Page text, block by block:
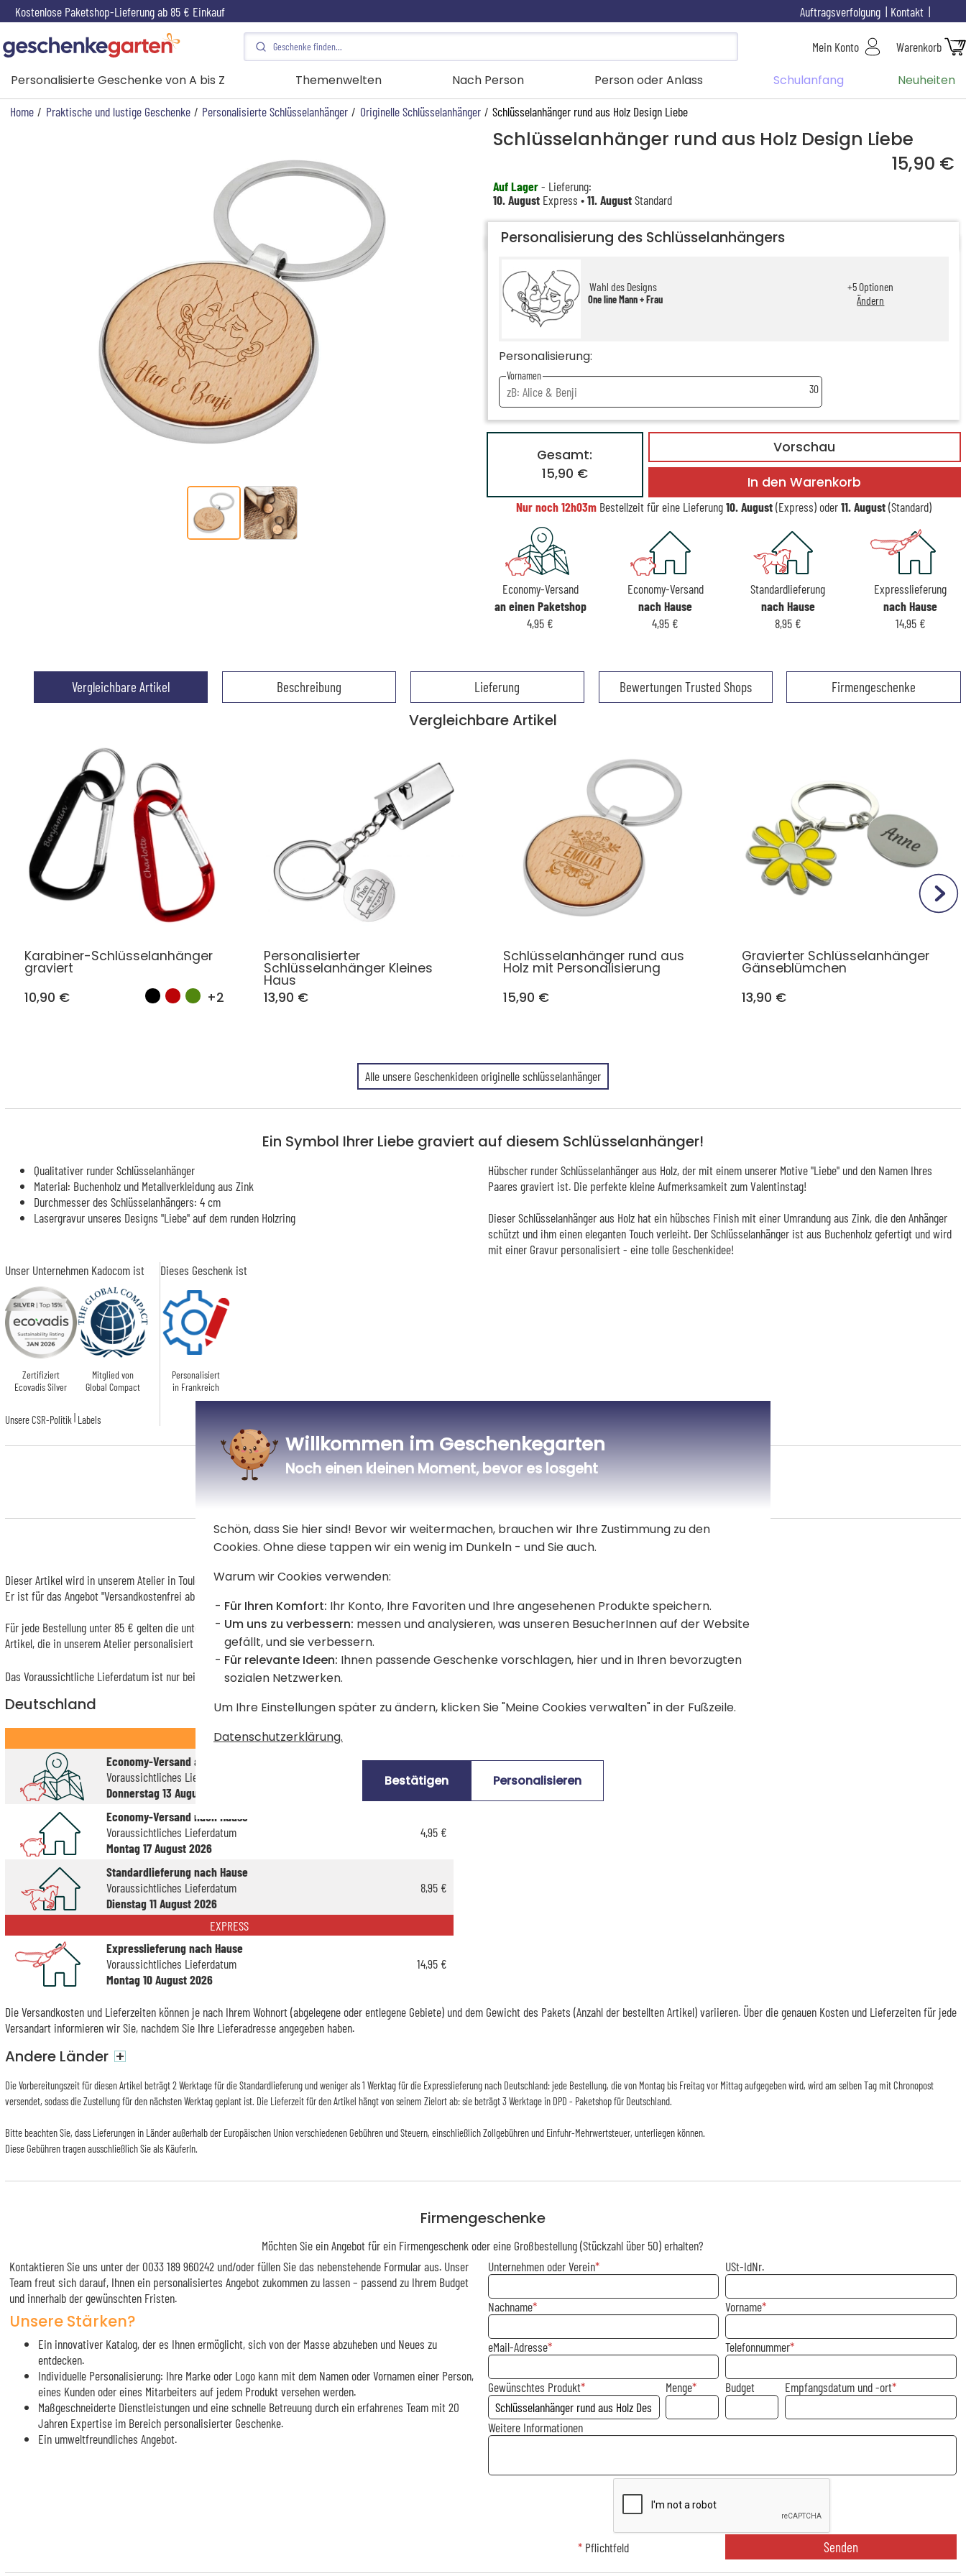
Kostenlose Paketshop-Lieferung ab 85 € Einkauf Kontakt
Auftragsverfolgung
Mein Konto Warenkorb
Personalisierte Geschenke von A bis Z Themenwelten Nach Person Person oder Anlass Schulanfang Neuheiten
Home / Praktische und lustige Geschenke / Personalisierte Schlüsselanhänger / Originelle Schlüsselanhänger / Schlüsselanhänger rund aus Holz Design Liebe
Schlüsselanhänger rund aus Holz Design Liebe
15,90 €
Auf Lager- Lieferung:
10. AugustExpress •11. AugustStandard
Personalisierung des Schlüsselanhängers
Wahl des Designs
One line Mann + Frau
+5Optionen
Ändern
Personalisierung:
Vornamen
30
Vorschau
Gesamt:
15,90 €
In den Warenkorb
Nur noch12h03m Bestellzeit für eine Lieferung10. August(Express) oder11. August(Standard)
Economy-Versand
an einen Paketshop
4,95 €
Economy-Versand
nach Hause
4,95 €
Standardlieferung
nach Hause
8,95 €
Expresslieferung
nach Hause
14,95 €
Vergleichbare Artikel Beschreibung Lieferung Bewertungen Trusted Shops Firmengeschenke
Vergleichbare Artikel
Karabiner-Schlüsselanhänger
graviert
10,90 €
+2
Personalisierter
Schlüsselanhänger Kleines
Haus
13,90 €
Schlüsselanhänger rund aus
Holz mit Personalisierung
15,90 €
Gravierter Schlüsselanhänger
Gänseblümchen
13,90 €
Alle unsere Geschenkideen originelle schlüsselanhänger
Ein Symbol Ihrer Liebe graviert auf diesem Schlüsselanhänger!
Qualitativer runder Schlüsselanhänger
Material: Buchenholz und Metallverkleidung aus Zink
Durchmesser des Schlüsselanhängers: 4 cm
Lasergravur unseres Designs "Liebe" auf dem runden Holzring
Unser Unternehmen Kadocom ist
Zertifiziert
Ecovadis Silver
Mitglied von
Global Compact
Unsere CSR-Politik | Labels
Dieses Geschenk ist
Personalisiert
in Frankreich
Hübscher runder Schlüsselanhänger aus Holz, der mit einem unserer Motive "Liebe" und den Namen Ihres
Paares graviert ist. Die perfekte kleine Aufmerksamkeit zum Valentinstag!
Dieser Schlüsselanhänger aus Holz hat ein hübsches Finish mit einer Umrandung aus Zink, die den Anhänger
schützt und ihm einen eleganten Touch verleiht. Der Schlüsselanhänger ist aus Buchenholz gefertigt und wird
mit einer Gravur personalisiert - eine tolle Geschenkidee!
Bewertungen Trusted Shops
Lieferdatum und Lieferpreis
Dieser Artikel wird in unserem Atelier in Toulouse personalisiert.
Er ist für das Angebot "Versandkostenfrei ab 85 € Warenwert" mit der Hermes-Standardlieferung berechtigt.
Für jede Bestellung unter 85 € gelten die unten aufgeführten Lieferkosten für den Kauf dieses Artikels.
Artikel, die in unserem Atelier personalisiert werden (etwa 95% unserer Produkte), sind mit dem Logo
Das Voraussichtliche Lieferdatum ist nur bei einer Zahlung per PayPal, Kreditkarte oder Sofortüberweisung gültig.
Deutschland
STANDARD
Economy-Versand an einen Paketshop
Voraussichtliches Lieferdatum
Donnerstag 13 August 2026
4,95 €
Economy-Versand nach Hause
Voraussichtliches Lieferdatum
Montag 17 August 2026
4,95 €
Standardlieferung nach Hause
Voraussichtliches Lieferdatum
Dienstag 11 August 2026
8,95 €
EXPRESS
Expresslieferung nach Hause
Voraussichtliches Lieferdatum
Montag 10 August 2026
14,95 €
Die Versandkosten und Lieferzeiten können je nach Ihrem Wohnort (abgelegene oder entlegene Gebiete) und dem Gewicht des Pakets (Anzahl der bestellten Artikel) variieren. Über die genauen Kosten und Lieferzeiten für jede
Versandart informieren wir Sie, nachdem Sie Ihre Lieferadresse angegeben haben.
Andere Länder +
Die Vorbereitungszeit für diesen Artikel beträgt 2 Werktage für die Standardlieferung und weniger als 1 Werktag für die Expresslieferung nach Deutschland: jede Bestellung, die von Montag bis Freitag vor Mittag aufgegeben wird, wird am selben Tag mit Chronopost
versendet, sodass die Zustellung für den nächsten Werktag geplant ist. Die Lieferzeit für den Artikel hängt von seinem Zielort ab: sie beträgt 3 Werktage in DPD - Paketshop für Deutschland.
Bitte beachten Sie, dass Lieferungen in Länder außerhalb der Europäischen Union verschiedenen Gebühren und Steuern, einschließlich Zollgebühren und Einfuhr-Mehrwertsteuer, unterliegen können.
Diese Gebühren tragen ausschließlich Sie als KäuferIn.
Firmengeschenke
Möchten Sie ein Angebot für ein Firmengeschenk oder eine Großbestellung (Stückzahl über 50) erhalten?
Kontaktieren Sie uns unter der 0033 189 960242 und/oder füllen Sie das nebenstehende Formular aus. Unser
Team freut sich darauf, Ihnen ein personalisiertes Angebot zukommen zu lassen – passend zu Ihrem Budget
und innerhalb der gewünschten Fristen.
Unsere Stärken?
Ein innovativer Katalog, der es Ihnen ermöglicht, sich von der Masse abzuheben und Neues zu
entdecken.
Individuelle Personalisierung: Ihre Marke oder Logo kann mit dem Namen oder Vornamen einer Person,
eines Kunden oder eines Mitarbeiters auf jedem Produkt versehen werden.
Maßgeschneiderte Dienstleistungen und eine schnelle Betreuung durch ein erfahrenes Team mit 20
Jahren Expertise im Bereich personalisierter Geschenke.
Ein umweltfreundliches Angebot.
Unternehmen oder Verein USt-IdNr.
Nachname Vorname
eMail-Adresse Telefonnummer
Gewünschtes Produkt Menge Budget Empfangsdatum und -ort
Weitere Informationen
*Pflichtfeld Senden
Willkommen im Geschenkegarten
Noch einen kleinen Moment, bevor es losgeht
Schön, dass Sie hier sind! Bevor wir weitermachen, brauchen wir Ihre Zustimmung zu den
Cookies. Ohne diese tappen wir ein wenig im Dunkeln - und Sie auch.
Warum wir Cookies verwenden:
Für Ihren Komfort: Ihr Konto, Ihre Favoriten und Ihre angesehenen Produkte speichern.
Um uns zu verbessern: messen und analysieren, was unseren BesucherInnen auf der Website
gefällt, und sie verbessern.
Für relevante Ideen: Ihnen passende Geschenke vorschlagen, hier und in Ihren bevorzugten
sozialen Netzwerken.
Um Ihre Einstellungen später zu ändern, klicken Sie "Meine Cookies verwalten" in der Fußzeile.
Datenschutzerklärung.
Bestätigen Personalisieren